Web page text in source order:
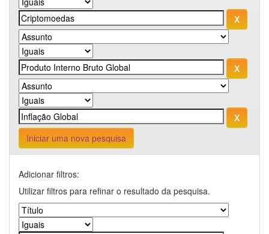
Iniciar uma nova pesquisa
Adicionar filtros:
Utilizar filtros para refinar o resultado da pesquisa.